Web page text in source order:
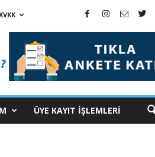
ÜYE KAYIT İŞLEMLERİ